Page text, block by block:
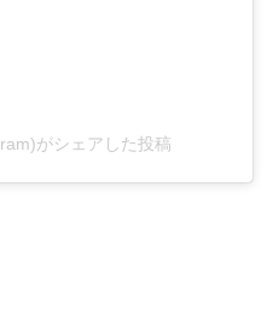
がシェアした投稿